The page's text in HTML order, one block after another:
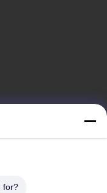
for?